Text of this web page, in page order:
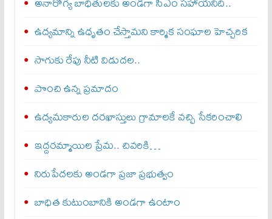
ఉద్యమాన్ని ఉధృతం చేస్తామని కార్మిక సంఘాల హెచ్చరిక
సాగుకు రేపు నీటి విడుదల..
పొంచి ఉన్న ప్రమాదం
ఉద్యమకారుల దరఖాస్తులు గ్రామాలకే వచ్చి సేకరించాలి
ఇద్దరమ్మాయిల ప్రేమ.. చివరికి…
నిరుపేదలకు అండగా ప్రజా ప్రభుత్వం
బాధిత కుటుంబానికి అండగా ఉంటాం